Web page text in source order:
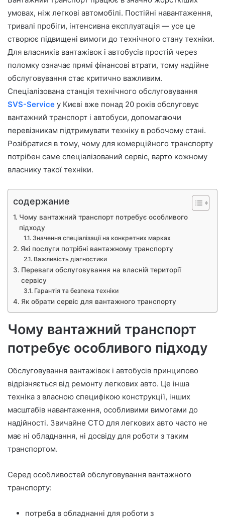
умовах, ніж легкові автомобілі. Постійні навантаження,
тривалі пробіги, інтенсивна експлуатація — усе це
створює підвищені вимоги до технічного стану техніки.
Для власників вантажівок і автобусів простій через
поломку означає прямі фінансові втрати, тому надійне
обслуговування стає критично важливим.
Спеціалізована станція технічного обслуговування
SVS-Service у Києві вже понад 20 років обслуговує
вантажний транспорт і автобуси, допомагаючи
перевізникам підтримувати техніку в робочому стані.
Розібратися в тому, чому для комерційного транспорту
потрібен саме спеціалізований сервіс, варто кожному
власнику такої техніки.
содержание
Чому вантажний транспорт потребує особливого
підходу
Значення спеціалізації на конкретних марках
Які послуги потрібні вантажному транспорту
Важливість діагностики
Переваги обслуговування на власній території
сервісу
Гарантія та безпека техніки
Як обрати сервіс для вантажного транспорту
Чому вантажний транспорт
потребує особливого підходу
Обслуговування вантажівок і автобусів принципово
відрізняється від ремонту легкових авто. Це інша
техніка з власною специфікою конструкції, інших
масштабів навантаження, особливими вимогами до
надійності. Звичайне СТО для легкових авто часто не
має ні обладнання, ні досвіду для роботи з таким
транспортом.
Серед особливостей обслуговування вантажного
транспорту:
потреба в обладнанні для роботи з